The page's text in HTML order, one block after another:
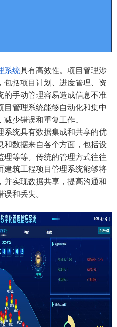
系统具有高效性。项目管理涉
包括项目计划、进度管理、资
的手动管理容易造成信息不准
目管理系统能够自动化和集中
少错误和重复工作。
统具有数据集成和共享的优
和数据来自各个方面，包括设
理等等。传统的管理方式往往
建筑工程项目管理系统能够将
并实现数据共享，提高沟通和
和丢失。